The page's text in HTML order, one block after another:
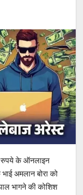
के ऑनलाइन
अमलान बोरा को
भागने की कोशिश